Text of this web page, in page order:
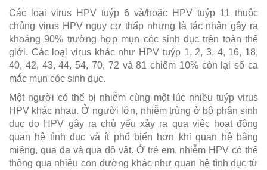
Các loại virus HPV tuýp 6 và/hoặc HPV tuýp 11 thuộc
chủng virus HPV nguy cơ thấp nhưng là tác nhân gây ra
khoảng 90% trường hợp mụn cóc sinh dục trên toàn thế
giới. Các loại virus khác như HPV tuýp 1, 2, 3, 4, 16, 18,
40, 42, 43, 44, 54, 70, 72 và 81 chiếm 10% còn lại số ca
mắc mụn cóc sinh dục.
Một người có thể bị nhiễm cùng một lúc nhiều tuýp virus
HPV khác nhau. Ở người lớn, nhiễm trùng ở bộ phận sinh
dục do HPV gây ra chủ yếu xảy ra qua việc hoạt động
quan hệ tình dục và ít phổ biến hơn khi quan hệ bằng
miệng, qua da và qua đồ vật. Ở trẻ em, nhiễm HPV có thể
thông qua nhiều con đường khác như quan hệ tình dục từ